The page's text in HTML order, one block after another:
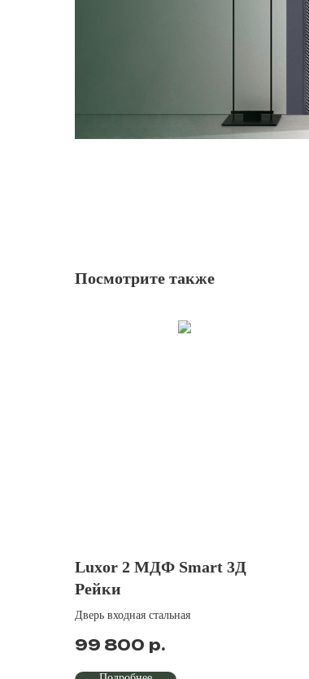
Посмотрите также
Luxor 2 МДФ Smart 3Д
Рейки
Дверь входная стальная
99 800 р.